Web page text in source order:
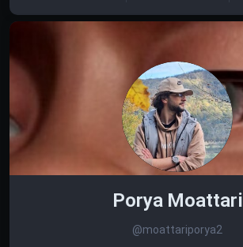
Porya Moattari
@moattariporya2